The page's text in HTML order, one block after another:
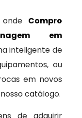
Compro
em
inteligente de
ou
em novos
catálogo.